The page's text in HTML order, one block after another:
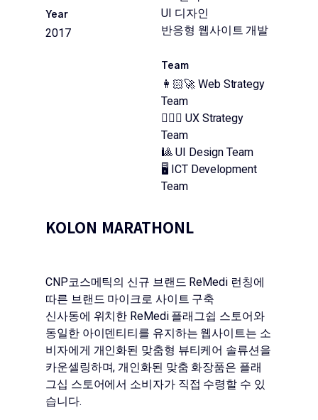
Year
2017
UI 디자인
반응형 웹사이트 개발
Team
👩🏻‍🚀 Web Strategy
Team
🕵🏻‍♂️ UX Strategy
Team
🎱 UI Design Team
🖥 ICT Development
Team
KOLON MARATHONL
CNP코스메틱의 신규 브랜드 ReMedi 런칭에
따른 브랜드 마이크로 사이트 구축
신사동에 위치한 ReMedi 플래그쉽 스토어와
동일한 아이덴티티를 유지하는 웹사이트는 소
비자에게 개인화된 맞춤형 뷰티케어 솔류션을
카운셀링하며, 개인화된 맞춤 화장품은 플래
그십 스토어에서 소비자가 직접 수령할 수 있
습니다.